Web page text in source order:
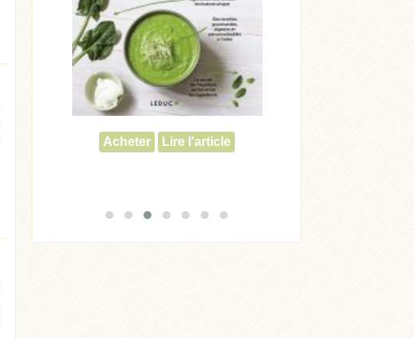
Acheter Lire l'article